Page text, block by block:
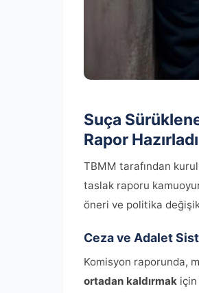
Suça
Rapor Hazırladı
TBMM tarafından
taslak raporu
öneri ve politika
Ceza ve Adalet
Komisyon raporunda,
ortadan kaldırmak